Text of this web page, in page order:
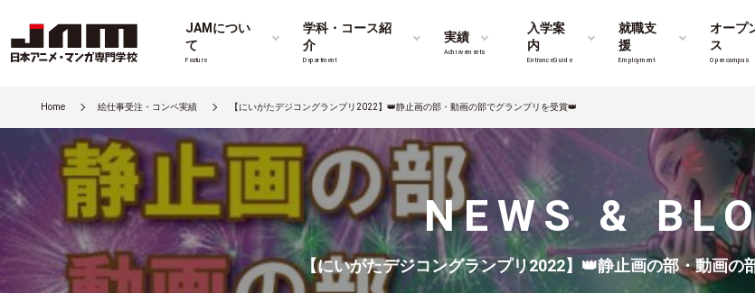
JAMについ
て
Feature
学科・コース紹
介
Department
実績
Achievements
入学案
内
Entrance Guide
就職支
援
Employment
オープ
ス
Opencampus
Home 絵仕事受注・コンペ実績 【にいがたデジコングランプリ2022】👑静止画の部・動画の部でグランプリを受賞👑
NEWS &
【にいがたデジコングランプリ2022】👑静止画の部・動画の